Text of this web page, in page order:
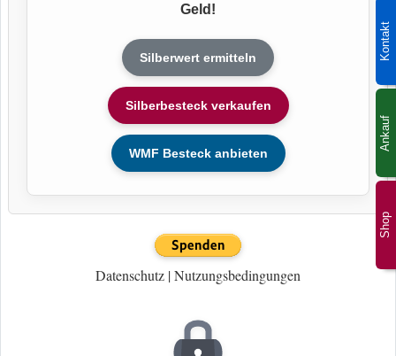
Shop
Kontakt
Ankauf
Geld!
Silberwert ermitteln
Silberbesteck verkaufen
WMF Besteck anbieten
Datenschutz |Nutzungsbedingungen